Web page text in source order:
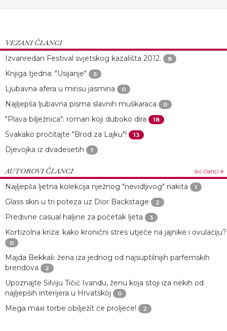
VEZANI ČLANCI
Izvanredan Festival svjetskog kazališta 2012.
8
Knjiga tjedna: "Usijanje" 5
Ljubavna afera u mirisu jasmina 0
Najljepša ljubavna pisma slavnih muškaraca 0
"Plava bilježnica": roman koji duboko dira 18
Svakako pročitajte "Brod za Lajku"! 13
Djevojka iz dvadesetih 1
AUTOROVI ČLANCI svi članci
Najljepša ljetna kolekcija nježnog "nevidljivog" nakita 1
Glass skin u tri poteza uz Dior Backstage 2
Predivne casual haljine za početak ljeta 3
Kortizolna kriza: kako kronični stres utječe na jajnike i ovulaciju?
0
Majda Bekkali: žena iza jednog od najsuptilnijih parfemskih
brendova
2
Upoznajte Silviju Tičić Ivandu, ženu koja stoji iza nekih od
najljepših interijera u Hrvatskoj
0
Mega maxi torbe obilježit će proljeće! 2